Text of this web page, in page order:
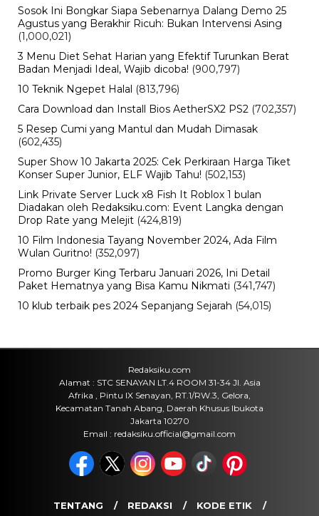
Sosok Ini Bongkar Siapa Sebenarnya Dalang Demo 25
Agustus yang Berakhir Ricuh: Bukan Intervensi Asing
(1,000,021)
3 Menu Diet Sehat Harian yang Efektif Turunkan Berat
Badan Menjadi Ideal, Wajib dicoba! (900,797)
10 Teknik Ngepet Halal (813,796)
Cara Download dan Install Bios AetherSX2 PS2 (702,357)
5 Resep Cumi yang Mantul dan Mudah Dimasak
(602,435)
Super Show 10 Jakarta 2025: Cek Perkiraan Harga Tiket
Konser Super Junior, ELF Wajib Tahu! (502,153)
Link Private Server Luck x8 Fish It Roblox 1 bulan
Diadakan oleh Redaksiku.com: Event Langka dengan
Drop Rate yang Melejit (424,819)
10 Film Indonesia Tayang November 2024, Ada Film
Wulan Guritno! (352,097)
Promo Burger King Terbaru Januari 2026, Ini Detail
Paket Hematnya yang Bisa Kamu Nikmati (341,747)
10 klub terbaik pes 2024 Sepanjang Sejarah (54,015)
Redaksiku.com
Alamat : STC SENAYAN LT.4 ROOM 31-34 Jl. Asia
Afrika , Pintu IX Senayan, RT.1/RW.3, Gelora,
Kecamatan Tanah Abang, Daerah Khusus Ibukota
Jakarta 10270
Email : redaksiku.official@gmail.com
TENTANG REDAKSI KODE ETIK